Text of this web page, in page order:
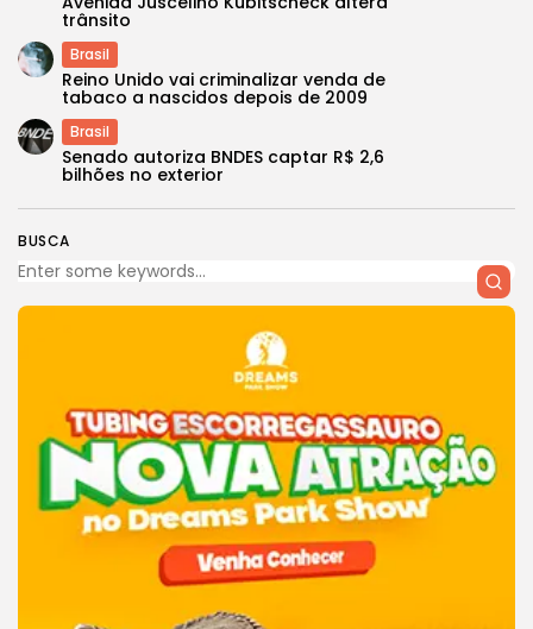
BUSCA
trânsito
Brasil
Reino Unido vai criminalizar venda de
tabaco a nascidos depois de 2009
Brasil
Senado autoriza BNDES captar R$ 2,6
bilhões no exterior